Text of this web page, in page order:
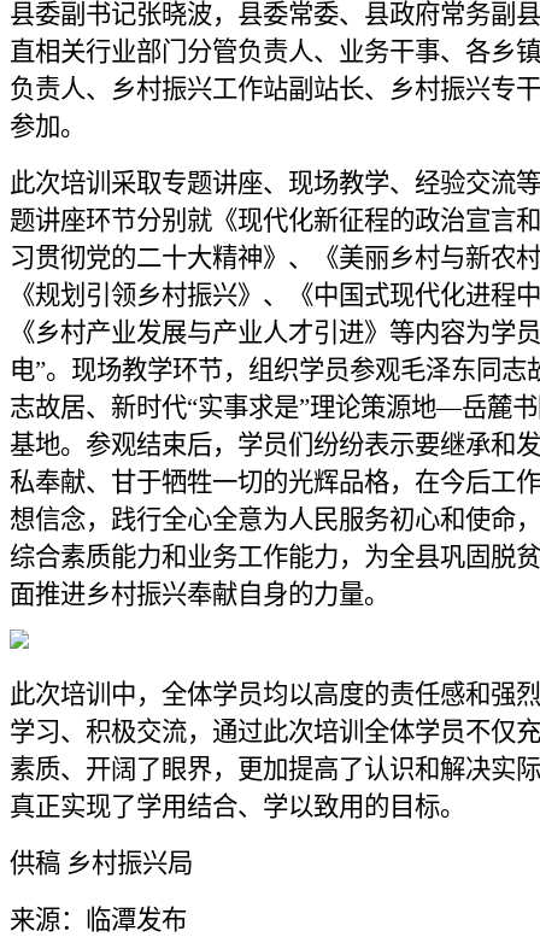
县委副书记张晓波，县委常委、县政府常务副
直相关行业部门分管负责人、业务干事、各乡
负责人、乡村振兴工作站副站长、乡村振兴专
参加。
此次培训采取专题讲座、现场教学、经验交流
题讲座环节分别就《现代化新征程的政治宣言
习贯彻党的二十大精神》、《美丽乡村与新农
《规划引领乡村振兴》、《中国式现代化进程
《乡村产业发展与产业人才引进》等内容为学
电”。现场教学环节，组织学员参观毛泽东同志
志故居、新时代“实事求是”理论策源地—岳麓
基地。参观结束后，学员们纷纷表示要继承和
私奉献、甘于牺牲一切的光辉品格，在今后工
想信念，践行全心全意为人民服务初心和使命
综合素质能力和业务工作能力，为全县巩固脱
面推进乡村振兴奉献自身的力量。
此次培训中，全体学员均以高度的责任感和强
学习、积极交流，通过此次培训全体学员不仅
素质、开阔了眼界，更加提高了认识和解决实
真正实现了学用结合、学以致用的目标。
供稿 乡村振兴局
来源：临潭发布